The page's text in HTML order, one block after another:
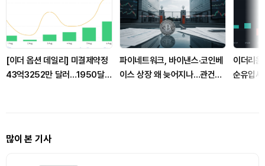
[이더 옵션 데일리] 미결제약정
43억3252만 달러…1950달
파이네트워크, 바이낸스·코인베
이스 상장 왜 늦어지나…관건은
이더리
순유입
많이 본 기사